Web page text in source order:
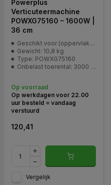
Powerplus
Verticuteermachine
POWXG75160 – 1600W |
36 cm
Geschikt voor (oppervlakte): 800 M2
Gewicht: 10,8 kg
Type: POWXG75160
Onbelast toerental: 3000 min-1
Op voorraad
Op werkdagen voor 22.00
uur besteld = vandaag
verstuurd
120,41
Vergelijk